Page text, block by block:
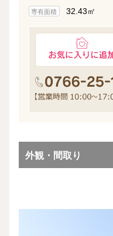
専有面積 32.43㎡
外観・間取り